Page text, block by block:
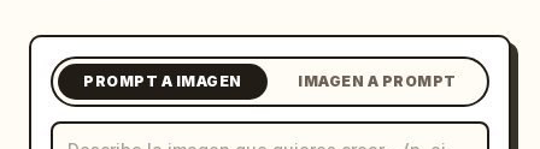
Actualizaciones
PROMPT A IMAGEN IMAGEN A PROMPT